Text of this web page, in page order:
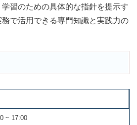
習のための具体的な指針を提示す
で活用できる専門知識と実践力の
~ 17:00